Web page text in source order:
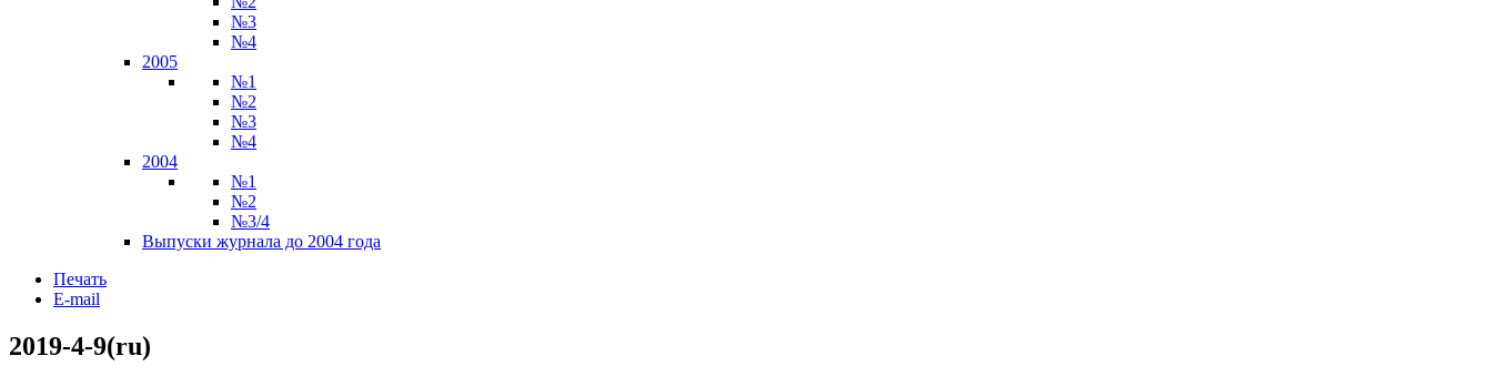
№3
№4
2005
№1
№2
№3
№4
2004
№1
№2
№3/4
Выпуски журнала до 2004 года
Печать
E-mail
2019-4-9(ru)